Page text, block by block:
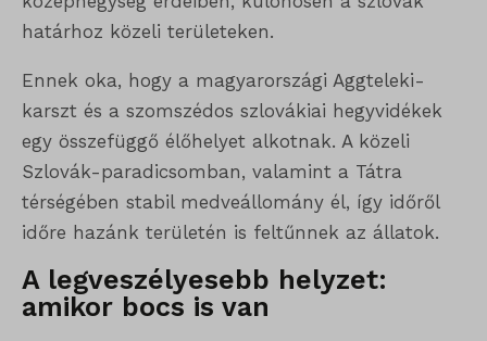
határhoz közeli területeken.
Ennek oka, hogy a magyarországi Aggteleki-
karszt és a szomszédos szlovákiai hegyvidékek
egy összefüggő élőhelyet alkotnak. A közeli
Szlovák-paradicsomban, valamint a Tátra
térségében stabil medveállomány él, így időről
időre hazánk területén is feltűnnek az állatok.
A legveszélyesebb helyzet:
amikor bocs is van